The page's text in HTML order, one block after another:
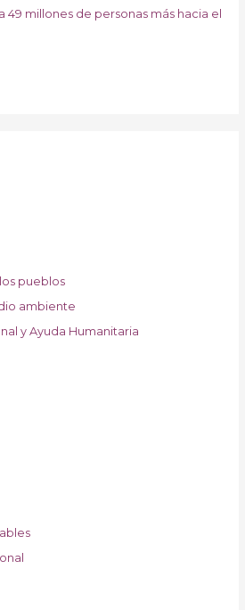
49 millones de personas más hacia el
pueblos
ambiente
y Ayuda Humanitaria